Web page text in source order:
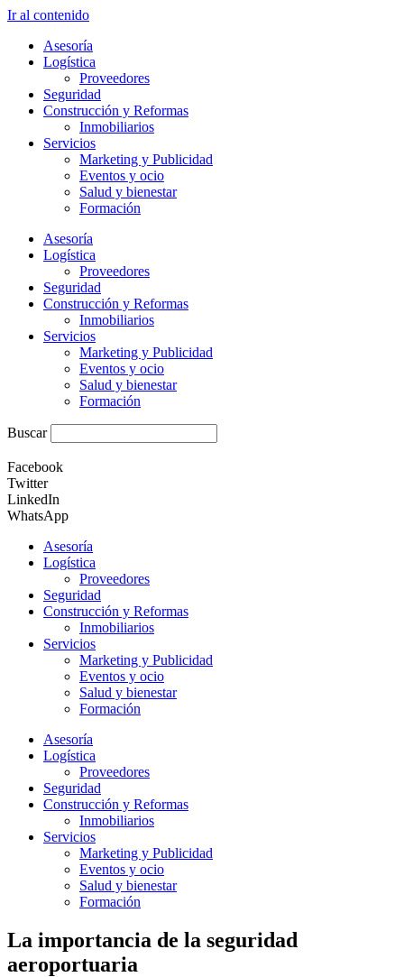
Ir al contenido
Asesoría
Logística
Proveedores
Seguridad
Construcción y Reformas
Inmobiliarios
Servicios
Marketing y Publicidad
Eventos y ocio
Salud y bienestar
Formación
Asesoría
Logística
Proveedores
Seguridad
Construcción y Reformas
Inmobiliarios
Servicios
Marketing y Publicidad
Eventos y ocio
Salud y bienestar
Formación
Buscar
Facebook
Twitter
LinkedIn
WhatsApp
Asesoría
Logística
Proveedores
Seguridad
Construcción y Reformas
Inmobiliarios
Servicios
Marketing y Publicidad
Eventos y ocio
Salud y bienestar
Formación
Asesoría
Logística
Proveedores
Seguridad
Construcción y Reformas
Inmobiliarios
Servicios
Marketing y Publicidad
Eventos y ocio
Salud y bienestar
Formación
La importancia de la seguridad
aeroportuaria